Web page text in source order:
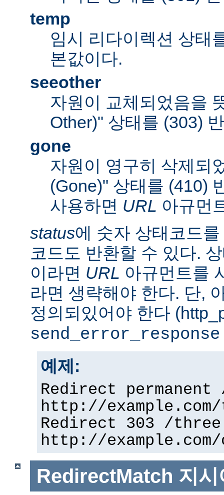
temp
임시 리다이렉션 상태
본값이다.
seeother
자원이 교체되었음을
Other)" 상태를 (303)
gone
자원이 영구히 삭제되
(Gone)" 상태를 (410)
사용하면 URL 아규먼
status에 숫자 상태코드
코드도 반환할 수 있다.
이라면 URL 아규먼트를
라면 생략해야 한다. 단,
정의되있어야 한다
send_error_response
예제:
Redirect permanent
http://example.com/
Redirect 303 /three
http://
RedirectMatch 지시